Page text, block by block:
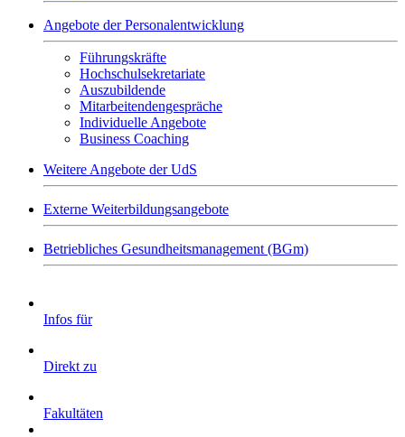
Angebote der Personalentwicklung
Führungskräfte
Hochschulsekretariate
Auszubildende
Mitarbeitendengespräche
Individuelle Angebote
Business Coaching
Weitere Angebote der UdS
Externe Weiterbildungsangebote
Betriebliches Gesundheitsmanagement (BGm)
Infos für
Direkt zu
Fakultäten